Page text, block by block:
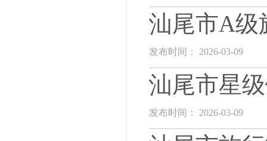
汕尾市A级
发布时间： 2026-03-09
汕尾市星
发布时间： 2026-03-09